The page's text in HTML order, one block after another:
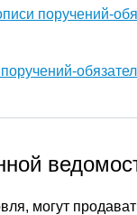
поручений-
могут